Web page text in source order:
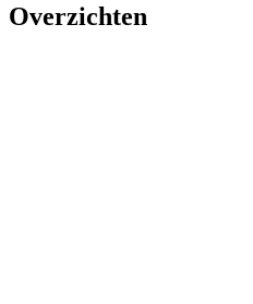
Overzichten